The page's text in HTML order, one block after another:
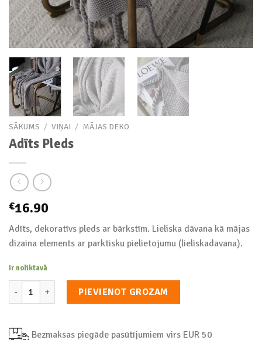
SĀKUMS / VIŅAI / MĀJAS DEKO
Adīts Pleds
€16.90
Adīts, dekoratīvs pleds ar bārkstīm. Lieliska dāvana kā mājas
dizaina elements ar parktisku pielietojumu (lieliskadavana).
Ir noliktavā
Adīts Pleds daudzumsPIEVIENOT GROZAM
Bezmaksas piegāde pasūtījumiem virs EUR 50